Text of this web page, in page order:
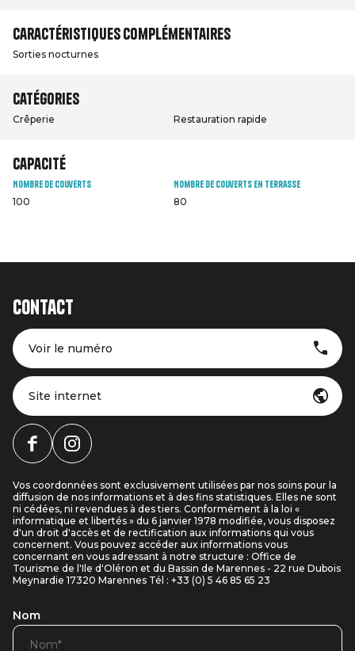
Caractéristiques complémentaires
Sorties nocturnes
Catégories
Crêperie Restauration rapide
Capacité
Nombre de couverts
100
Nombre de couverts en terrasse
80
Contact
Voir le numéro
Site internet
Vos coordonnées sont exclusivement utilisées par nos soins pour la
diffusion de nos informations et à des fins statistiques. Elles ne sont
ni cédées, ni revendues à des tiers. Conformément à la loi «
informatique et libertés » du 6 janvier 1978 modifiée, vous disposez
d'un droit d'accès et de rectification aux informations qui vous
concernent. Vous pouvez accéder aux informations vous
concernant en vous adressant à notre structure : Office de
Tourisme de l'Ile d'Oléron et du Bassin de Marennes - 22 rue Dubois
Meynardie 17320 Marennes Tél : +33 (0) 5 46 85 65 23
Nom